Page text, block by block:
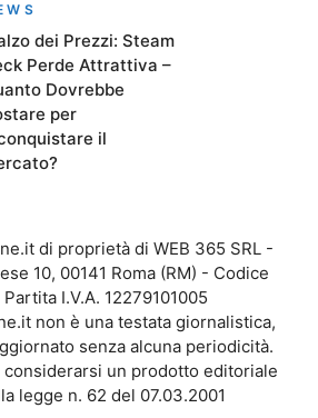
dei Prezzi: Steam
Perde Attrattiva –
Dovrebbe
per
il
di proprietà di WEB 365 SRL -
10, 00141 Roma (RM) - Codice
I.V.A. 12279101005
non è una testata giornalistica,
senza alcuna periodicità.
un prodotto editoriale
legge n. 62 del 07.03.2001